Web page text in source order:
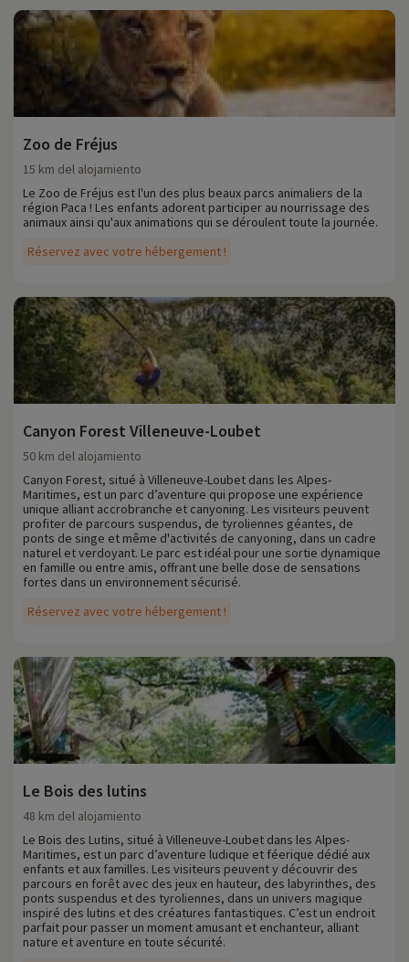
Zoo de Fréjus
Réservez avec votre hébergement !
15 km del alojamiento
Le Zoo de Fréjus est l'un des plus beaux parcs animaliers de la
région Paca ! Les enfants adorent participer au nourrissage des
animaux ainsi qu'aux animations qui se déroulent toute la journée.
Canyon Forest Villeneuve-Loubet
Réservez avec votre hébergement !
50 km del alojamiento
Canyon Forest, situé à Villeneuve-Loubet dans les Alpes-
Maritimes, est un parc d’aventure qui propose une expérience
unique alliant accrobranche et canyoning. Les visiteurs peuvent
profiter de parcours suspendus, de tyroliennes géantes, de
ponts de singe et même d'activités de canyoning, dans un cadre
naturel et verdoyant. Le parc est idéal pour une sortie dynamique
en famille ou entre amis, offrant une belle dose de sensations
fortes dans un environnement sécurisé.
Le Bois des lutins
48 km del alojamiento
Le Bois des Lutins, situé à Villeneuve-Loubet dans les Alpes-
Maritimes, est un parc d’aventure ludique et féerique dédié aux
enfants et aux familles. Les visiteurs peuvent y découvrir des
parcours en forêt avec des jeux en hauteur, des labyrinthes, des
ponts suspendus et des tyroliennes, dans un univers magique
inspiré des lutins et des créatures fantastiques. C’est un endroit
parfait pour passer un moment amusant et enchanteur, alliant
nature et aventure en toute sécurité.